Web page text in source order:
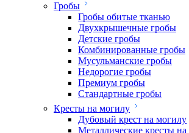
Гробы
Гробы обитые тканью
Двухкрышечные гробы
Детские гробы
Комбинированные гробы
Мусульманские гробы
Недорогие гробы
Премиум гробы
Стандартные гробы
Кресты на могилу
Дубовый крест на могилу
Металлические кресты